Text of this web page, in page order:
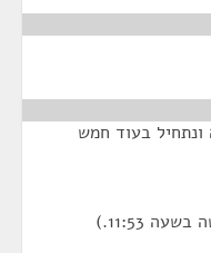
בעוד חמש